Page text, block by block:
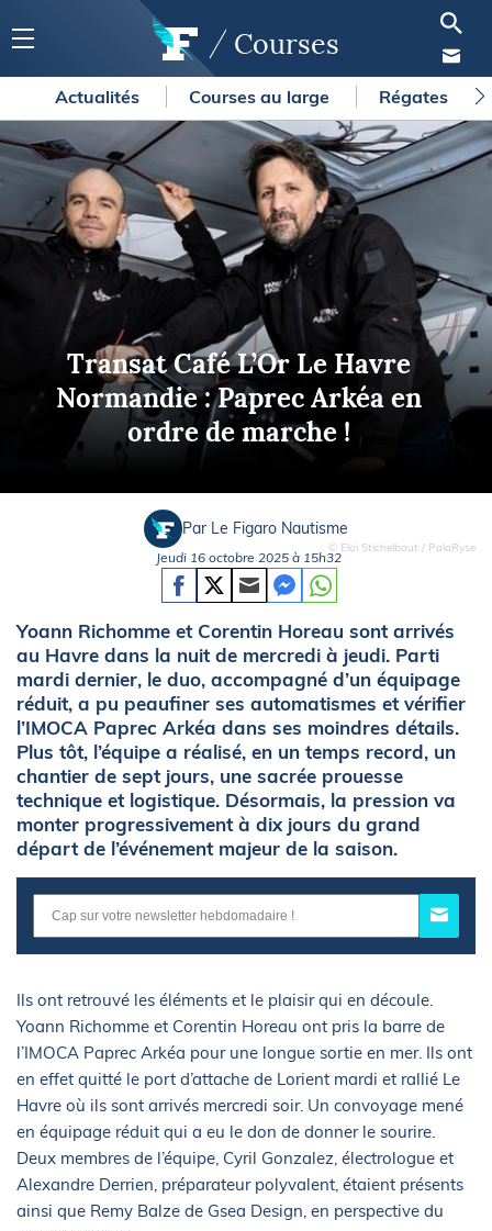
Courses
Actualités Courses au large Régates
Transat Café L’Or Le Havre
Normandie : Paprec Arkéa en
ordre de marche !
© Eloi Stichelbaut / PolaRyse
Par Le Figaro Nautisme
Jeudi 16 octobre 2025 à 15h32
Yoann Richomme et Corentin Horeau sont arrivés
au Havre dans la nuit de mercredi à jeudi. Parti
mardi dernier, le duo, accompagné d’un équipage
réduit, a pu peaufiner ses automatismes et vérifier
l’IMOCA Paprec Arkéa dans ses moindres détails.
Plus tôt, l’équipe a réalisé, en un temps record, un
chantier de sept jours, une sacrée prouesse
technique et logistique. Désormais, la pression va
monter progressivement à dix jours du grand
départ de l’événement majeur de la saison.
Ils ont retrouvé les éléments et le plaisir qui en découle.
Yoann Richomme et Corentin Horeau ont pris la barre de
l’IMOCA Paprec Arkéa pour une longue sortie en mer. Ils ont
en effet quitté le port d’attache de Lorient mardi et rallié Le
Havre où ils sont arrivés mercredi soir. Un convoyage mené
en équipage réduit qui a eu le don de donner le sourire.
Deux membres de l’équipe, Cyril Gonzalez, électrologue et
Alexandre Derrien, préparateur polyvalent, étaient présents
ainsi que Remy Balze de Gsea Design, en perspective du